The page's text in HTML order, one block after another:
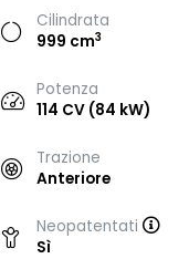
Cilindrata
999 cm3
Potenza
114 CV (84 kW)
Trazione
Anteriore
Neopatentati
Sì